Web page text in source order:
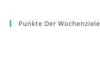
Punkte Der Wochenziele